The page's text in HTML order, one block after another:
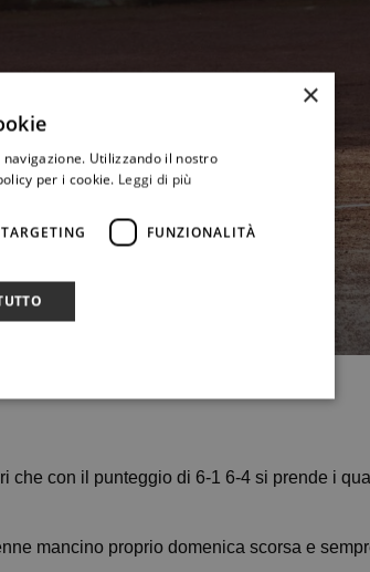
che con il punteggio di 6-1 6-4 si prende i
mancino proprio domenica scorsa e
×
Utilizzando il nostro
per i cookie. Leggi di più
TARGETING FUNZIONALITÀ